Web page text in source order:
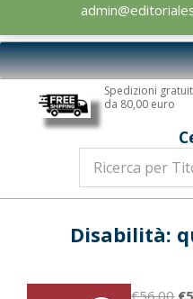
Editoriale
Scientifica
Primary
Navigation
Spedizioni
da 80,00 euro
Disabilità:
€56.00 Il
€